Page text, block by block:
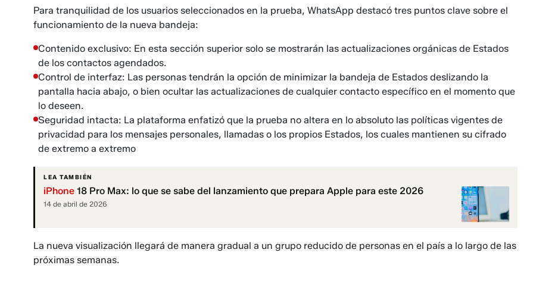
Para tranquilidad de los usuarios seleccionados en la prueba, WhatsApp destacó tres puntos clave sobre el
funcionamiento de la nueva bandeja:
Contenido exclusivo: En esta sección superior solo se mostrarán las actualizaciones orgánicas de Estados
de los contactos agendados.
Control de interfaz: Las personas tendrán la opción de minimizar la bandeja de Estados deslizando la
pantalla hacia abajo, o bien ocultar las actualizaciones de cualquier contacto específico en el momento que
lo deseen.
Seguridad intacta: La plataforma enfatizó que la prueba no altera en lo absoluto las políticas vigentes de
privacidad para los mensajes personales, llamadas o los propios Estados, los cuales mantienen su cifrado
de extremo a extremo
LEA TAMBIÉN
iPhone 18 Pro Max: lo que se sabe del lanzamiento que prepara Apple para este 2026
14 de abril de 2026
La nueva visualización llegará de manera gradual a un grupo reducido de personas en el país a lo largo de las
próximas semanas.